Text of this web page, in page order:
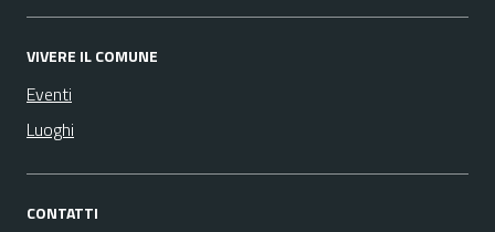
VIVERE IL COMUNE
Eventi
Luoghi
CONTATTI